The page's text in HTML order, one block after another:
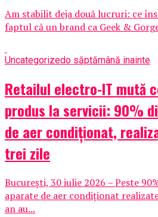
Am stabilit deja două lucruri: ce
faptul că un brand ca Geek &
Uncategorizedo săptămână inainte
Retailul electro-IT mută
produs la servicii: 90%
de aer condiționat,
trei zile
București, 30 iulie 2026 – Peste
aparate de aer condiționat
an au...